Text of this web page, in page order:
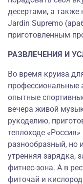
десертами, а
Jardin Supremo
приготовленным
РАЗВЛЕЧЕНИЯ И
Во время круиза
профессиональные
опытные
вечера живой
рукоделию,
теплоходе
разнообразный, но
утренняя зарядка,
фитнес-зона. А в
фиточай и